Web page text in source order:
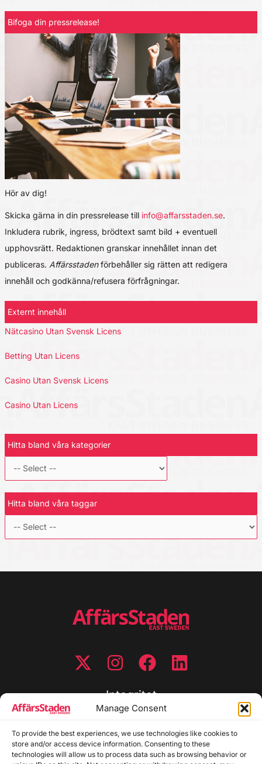
Manage Consent
To provide the best experiences, we use technologies like cookies to
store and/or access device information. Consenting to these
technologies will allow us to process data such as browsing behavior or
Bifoga din pressrelease!
Hör av dig!
Skicka gärna in din pressrelease till info@affarsstaden.se.
Inkludera rubrik, ingress, brödtext samt bild + eventuell
upphovsrätt. Redaktionen granskar innehållet innan det
publiceras. Affärsstadenförbehåller sig rätten att redigera
innehåll och godkänna/refusera förfrågningar.
Externt innehåll
Nätcasino Utan Svensk Licens
Betting Utan Licens
Casino Utan Svensk Licens
Casino Utan Licens
Hitta bland våra kategorier
Hitta bland våra taggar
Integritet
Cookiepolicy
Disclaimer
Redaktionell policy